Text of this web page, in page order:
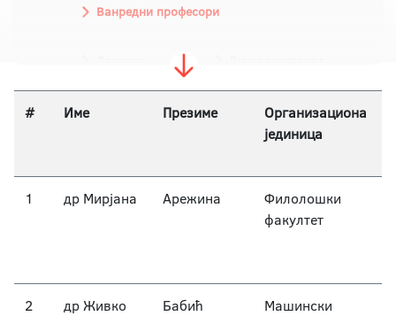
Ванредни професори
# Име Презиме
Организациона
јединица
1 др Мирјана Арежина
Филолошки
факултет
2 др Живко Бабић
Машински